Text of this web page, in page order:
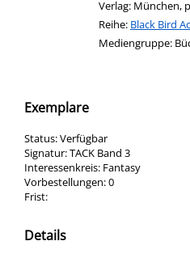
Verlag: München,
Reihe: Black Bird
Mediengruppe:
Exemplare
Status:Verfügbar
Signatur:TACK Band 3
Interessenkreis: Fantasy
Vorbestellungen:0
Frist:
Details